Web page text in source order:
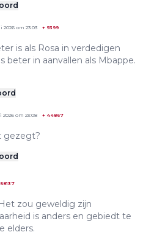
2026 om 23:03 + 9399
is als Rosa in verdedigen
beter in aanvallen als Mbappe.
2026 om 23:08 + 44867
gezegt?
58137
zou geweldig zijn
is anders en gebiedt te
elders.